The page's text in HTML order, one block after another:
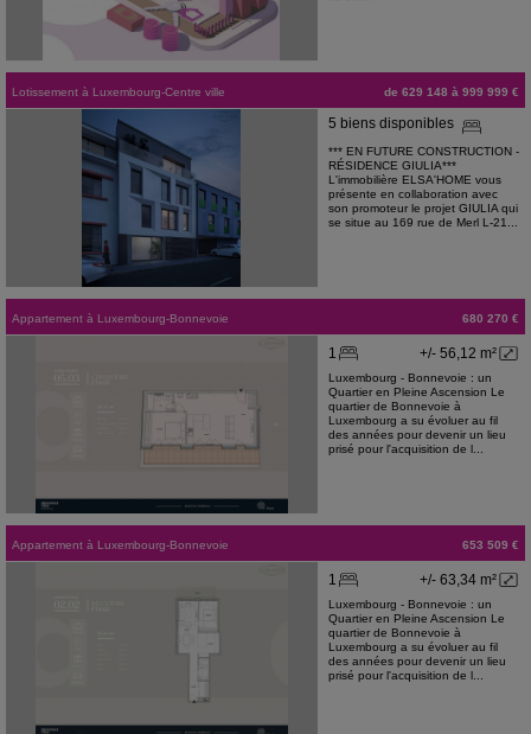
Lotissement à Luxembourg-Centre ville de 629 148 à 999 999 €
5 biens disponibles
*** EN FUTURE CONSTRUCTION -
RÉSIDENCE GIULIA***
L'immobilière ELSA'HOME vous
présente en collaboration avec
son promoteur le projet GIULIA qui
se situe au 169 rue de Merl L-21...
Appartement à Luxembourg-Bonnevoie 680 270 €
+/- 56,12 m²
1
Luxembourg - Bonnevoie : un
Quartier en Pleine Ascension Le
quartier de Bonnevoie à
Luxembourg a su évoluer au fil
des années pour devenir un lieu
prisé pour l'acquisition de l...
Appartement à Luxembourg-Bonnevoie 653 509 €
+/- 63,34 m²
1
Luxembourg - Bonnevoie : un
Quartier en Pleine Ascension Le
quartier de Bonnevoie à
Luxembourg a su évoluer au fil
des années pour devenir un lieu
prisé pour l'acquisition de l...